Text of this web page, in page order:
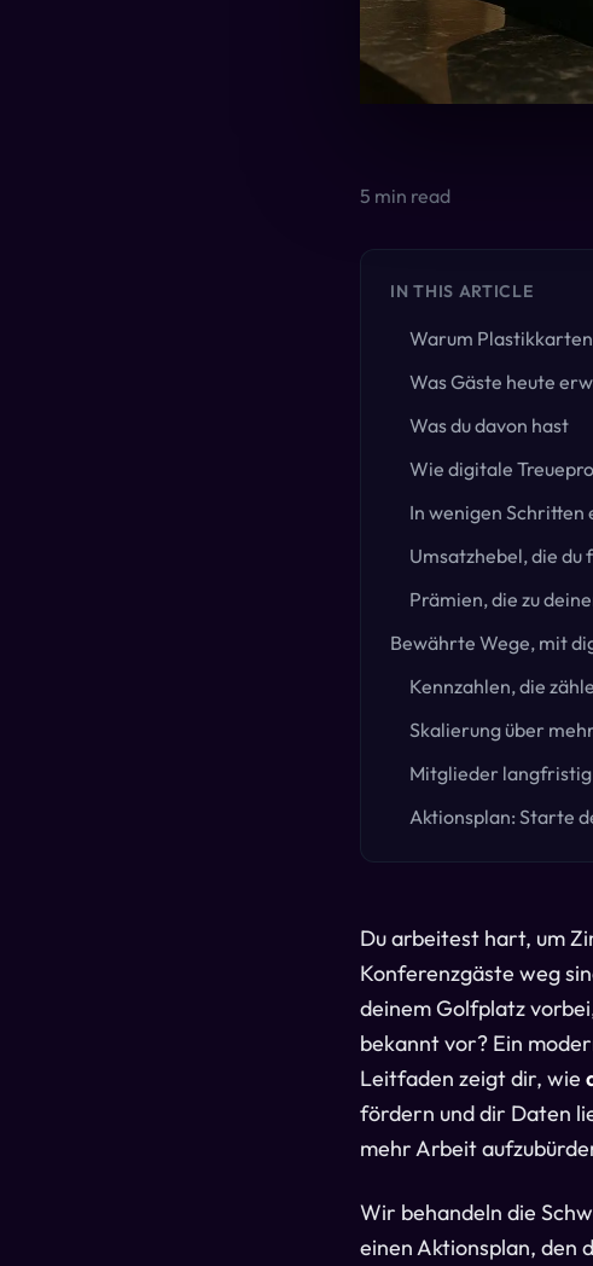
5 min read
IN THIS ARTICLE
Warum
Was Gäste heute
Was du davon hast
Wie digitale
In wenigen
Umsatzhebel, die du
Prämien, die zu
Bewährte Wege, mit
Kennzahlen, die
Skalierung über
Mitglieder
Aktionsplan: Starte
Du arbeitest hart, um
Konferenzgäste weg
deinem Golfplatz
bekannt vor? Ein
Leitfaden zeigt dir, wie
fördern und dir Daten
mehr Arbeit
Wir behandeln die
einen Aktionsplan, den